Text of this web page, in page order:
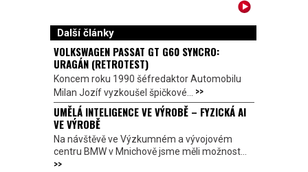
Další články
VOLKSWAGEN PASSAT GT G60 SYNCRO:
URAGÁN (RETROTEST)
Koncem roku 1990 šéfredaktor Automobilu
Milan Jozíf vyzkoušel špičkové... >>
UMĚLÁ INTELIGENCE VE VÝROBĚ – FYZICKÁ AI
VE VÝROBĚ
Na návštěvě ve Výzkumném a vývojovém
centru BMW v Mnichově jsme měli možnost...
>>